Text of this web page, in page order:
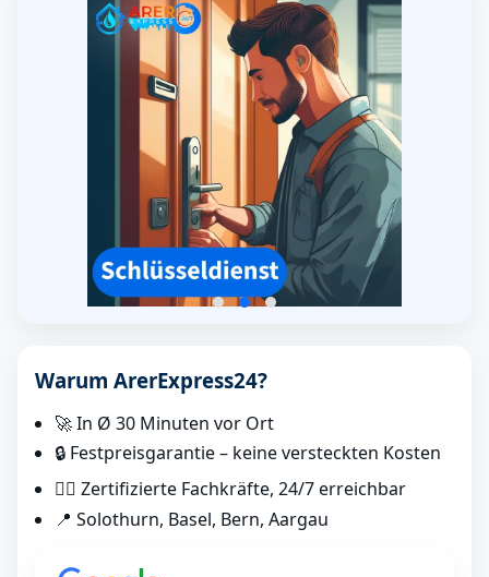
Warum ArerExpress24?
🚀 In Ø 30 Minuten vor Ort
🔒 Festpreisgarantie – keine versteckten Kosten
👷‍♂️ Zertifizierte Fachkräfte, 24/7 erreichbar
📍 Solothurn, Basel, Bern, Aargau